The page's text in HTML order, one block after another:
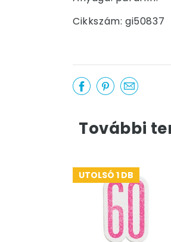
Cikkszám: gi50837
További
UTOLSÓ 1 DB